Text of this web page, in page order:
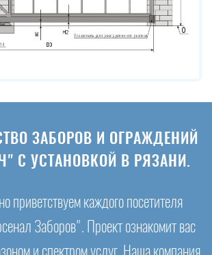
ЗАБОРОВ И ОГРАЖДЕНИЙ
С УСТАНОВКОЙ В РЯЗАНИ.
приветствуем каждого посетителя
Заборов". Проект ознакомит вас